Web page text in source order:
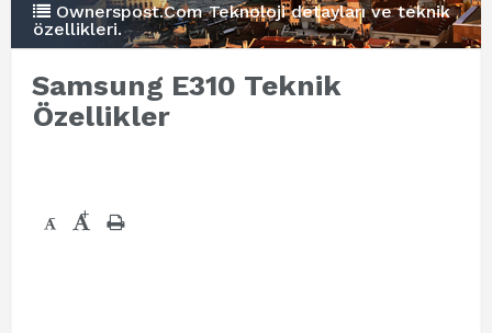
Ownerspost.Com Teknoloji detayları ve teknik
özellikleri.
Samsung E310 Teknik
Özellikler
- +